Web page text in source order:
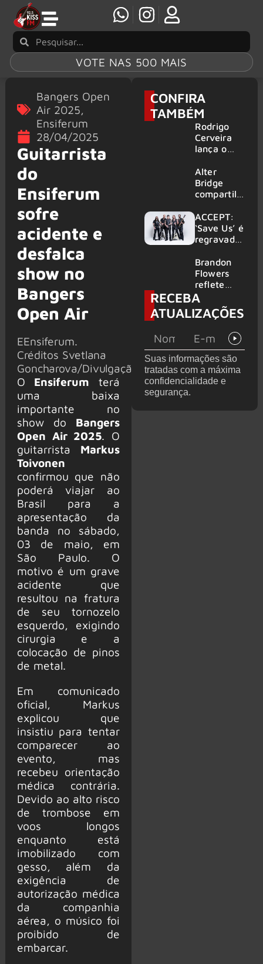
VOTE NAS 500 MAIS
Bangers Open
Air 2025,
Ensiferum
28/04/2025
Guitarrista
do
Ensiferum
sofre
acidente e
desfalca
show no
Bangers
Open Air
EEnsiferum.
Créditos Svetlana
Goncharova/Divulgação
O Ensiferum terá
uma baixa
importante no
show do Bangers
Open Air 2025. O
guitarrista Markus
Toivonen
confirmou que não
poderá viajar ao
Brasil para a
apresentação da
banda no sábado,
03 de maio, em
São Paulo. O
motivo é um grave
acidente que
resultou na fratura
de seu tornozelo
esquerdo, exigindo
cirurgia e a
colocação de pinos
de metal.
Em comunicado
oficial, Markus
explicou que
insistiu para tentar
comparecer ao
evento, mas
recebeu orientação
médica contrária.
Devido ao alto risco
de trombose em
voos longos
enquanto está
imobilizado com
gesso, além da
exigência de
autorização médica
da companhia
aérea, o músico foi
proibido de
embarcar.
CONFIRA
TAMBÉM
Rodrigo
Cerveira
lança o
Searcher”
Alter
Bridge
compartilh
vivo de
“Fortress”
gravada
am Ring
2026
ACCEPT:
‘Save Us’ é
regravada
membros
do GHOST
e KORN
Brandon
Flowers
reflete
sobre o
futuro e
levanta
de de
deixar os
palcos
RECEBA
ATUALIZAÇÕES
Suas informações são
tratadas com a máxima
confidencialidade e
segurança.